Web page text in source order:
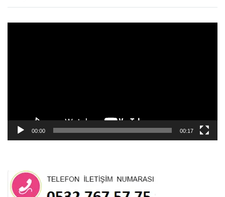
00:00 00:17